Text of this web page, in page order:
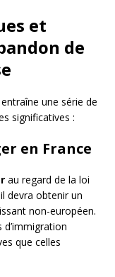
et
de
une série de
significatives :
en France
au regard de la loi
devra obtenir un
non-européen.
que celles